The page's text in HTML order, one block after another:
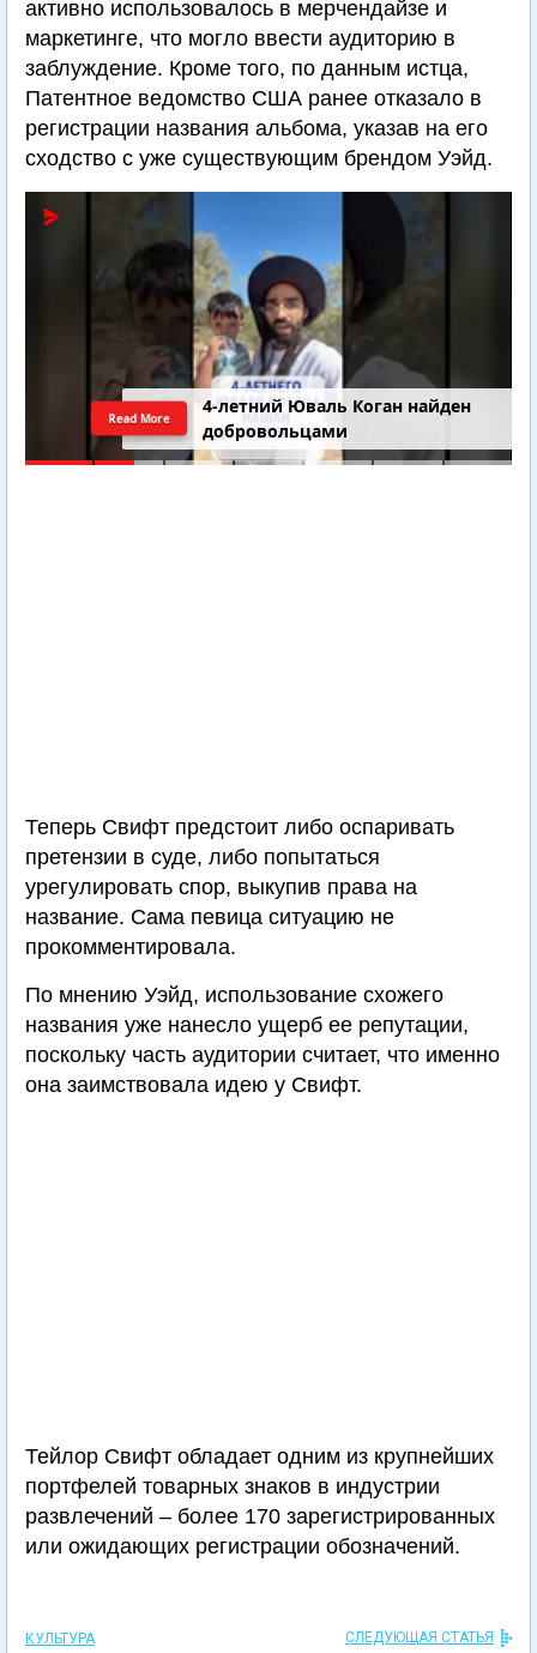
активно использовалось в мерчендайзе и
маркетинге, что могло ввести аудиторию в
заблуждение. Кроме того, по данным истца,
Патентное ведомство США ранее отказало в
регистрации названия альбома, указав на его
сходство с уже существующим брендом Уэйд.
4-летний Юваль Коган найден
добровольцами
Read More
Теперь Свифт предстоит либо оспаривать
претензии в суде, либо попытаться
урегулировать спор, выкупив права на
название. Сама певица ситуацию не
прокомментировала.
По мнению Уэйд, использование схожего
названия уже нанесло ущерб ее репутации,
поскольку часть аудитории считает, что именно
она заимствовала идею у Свифт.
Тейлор Свифт обладает одним из крупнейших
портфелей товарных знаков в индустрии
развлечений – более 170 зарегистрированных
или ожидающих регистрации обозначений.
КУЛЬТУРА СЛЕДУЮЩАЯ СТАТЬЯ